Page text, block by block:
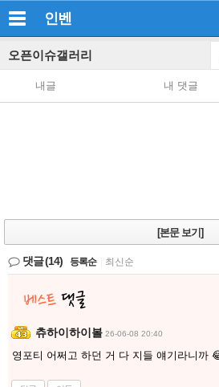
인벤
오픈이슈갤러리
내글 내 댓글
[본문 보기]
댓글(14) 등록순 최신순
츄하이하이볼 26-06-08 20:40
영포티 어쩌고 하던 거 다 지들 얘기라니까